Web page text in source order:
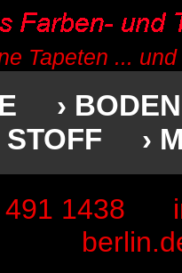
Tapeten ...
› BODEN
STOFF ›
1438